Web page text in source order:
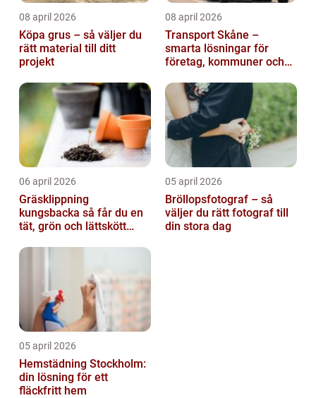
08 april 2026
Köpa grus – så väljer du
rätt material till ditt
projekt
08 april 2026
Transport Skåne –
smarta lösningar för
företag, kommuner och
06 april 2026
Gräsklippning
kungsbacka så får du en
tät, grön och lättskött
05 april 2026
Bröllopsfotograf – så
väljer du rätt fotograf till
din stora dag
05 april 2026
Hemstädning Stockholm:
din lösning för ett
fläckfritt hem